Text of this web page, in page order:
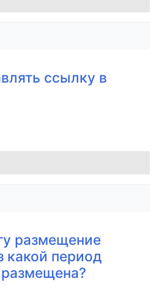
ссылку в
размещение
какой период